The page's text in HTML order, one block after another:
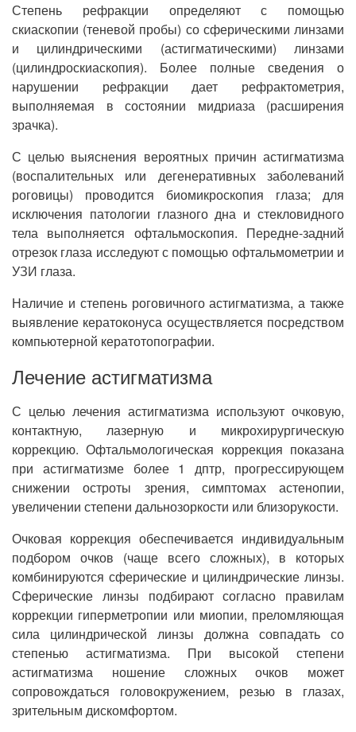
Степень рефракции определяют с помощью
скиаскопии (теневой пробы) со сферическими линзами
и цилиндрическими (астигматическими) линзами
(цилиндроскиаскопия). Более полные сведения о
нарушении рефракции дает рефрактометрия,
выполняемая в состоянии мидриаза (расширения
зрачка).
С целью выяснения вероятных причин астигматизма
(воспалительных или дегенеративных заболеваний
роговицы) проводится биомикроскопия глаза; для
исключения патологии глазного дна и стекловидного
тела выполняется офтальмоскопия. Передне-задний
отрезок глаза исследуют с помощью офтальмометрии и
УЗИ глаза.
Наличие и степень роговичного астигматизма, а также
выявление кератоконуса осуществляется посредством
компьютерной кератотопографии.
Лечение астигматизма
С целью лечения астигматизма используют очковую,
контактную, лазерную и микрохирургическую
коррекцию. Офтальмологическая коррекция показана
при астигматизме более 1 дптр, прогрессирующем
снижении остроты зрения, симптомах астенопии,
увеличении степени дальнозоркости или близорукости.
Очковая коррекция обеспечивается индивидуальным
подбором очков (чаще всего сложных), в которых
комбинируются сферические и цилиндрические линзы.
Сферические линзы подбирают согласно правилам
коррекции гиперметропии или миопии, преломляющая
сила цилиндрической линзы должна совпадать со
степенью астигматизма. При высокой степени
астигматизма ношение сложных очков может
сопровождаться головокружением, резью в глазах,
зрительным дискомфортом.